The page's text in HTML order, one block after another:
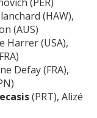
(HAW),
(AUS)
Harrer (USA),
Defay (FRA),
(PRT), Alizé